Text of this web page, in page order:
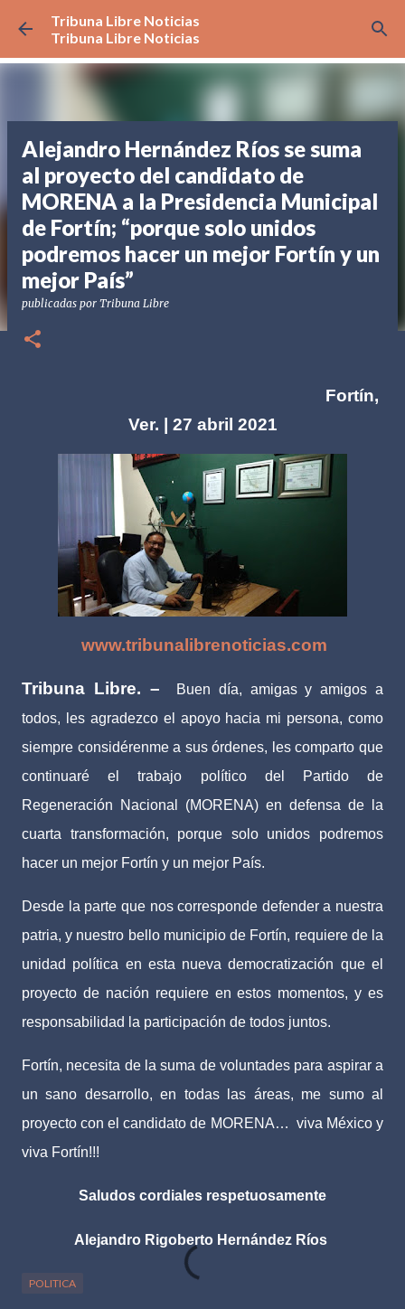
Ir al contenido principal
Tribuna Libre Noticias
Tribuna Libre Noticias
Alejandro Hernández Ríos se suma
al proyecto del candidato de
MORENA a la Presidencia Municipal
de Fortín; “porque solo unidos
podremos hacer un mejor Fortín y un
mejor País”
publicadas por Tribuna Libre
Fortín,
Ver. | 27 abril 2021
www.tribunalibrenoticias.com
Tribuna Libre. –
Buen día, amigas y amigos a
todos, les agradezco el apoyo hacia mi persona, como
siempre considérenme a sus órdenes, les comparto que
continuaré el trabajo político del Partido de
Regeneración Nacional (MORENA) en defensa de la
cuarta transformación, porque solo unidos podremos
hacer un mejor Fortín y un mejor País.
Desde la parte que nos corresponde defender a nuestra
patria, y nuestro bello municipio de Fortín, requiere de la
unidad política en esta nueva democratización que el
proyecto de nación requiere en estos momentos, y es
responsabilidad la participación de todos juntos.
Fortín, necesita de la suma de voluntades para aspirar a
un sano desarrollo, en todas las áreas, me sumo al
proyecto con el candidato de MORENA… viva México y
viva Fortín!!!
Saludos cordiales respetuosamente
Alejandro Rigoberto Hernández Ríos
POLITICA